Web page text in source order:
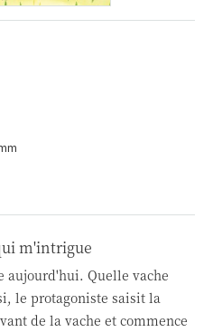
m'intrigue
aujourd'hui. Quelle vache
le protagoniste saisit la
de la vache et commence